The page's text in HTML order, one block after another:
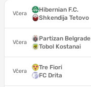
Včera
Hibernian F.C.
Shkendija Tetovo
Včera
Partizan Belgrade
Tobol Kostanai
Včera
Tre Fiori
FC Drita